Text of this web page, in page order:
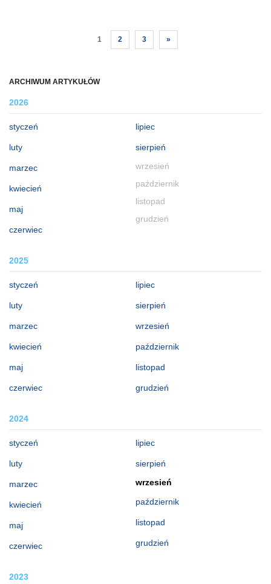
ARCHIWUM ARTYKUŁÓW
2026
styczeń
luty
marzec
kwiecień
maj
czerwiec
lipiec
sierpień
wrzesień
październik
listopad
grudzień
2025
styczeń
luty
marzec
kwiecień
maj
czerwiec
lipiec
sierpień
wrzesień
październik
listopad
grudzień
2024
styczeń
luty
marzec
kwiecień
maj
czerwiec
lipiec
sierpień
wrzesień
październik
listopad
grudzień
2023
1 2 3 »